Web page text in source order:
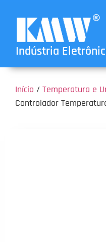
Indústria
Início / Temperatura e
Controlador